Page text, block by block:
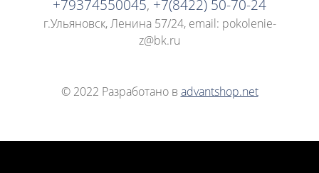
+79374550045, +7(8422) 50-70-24
г.Ульяновск, Ленина 57/24, email: pokolenie-
z@bk.ru
© 2022 Разработано в advantshop.net